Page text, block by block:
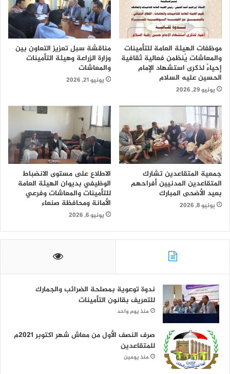
موظفات الهيئة العامة للتأمينات
والمعاشات يُنظمن فعالية ثقافية
إحياءً لذكرى استشهاد الإمام
الحسين عليه السلام
يونيو 29, 2026
مناقشة سبل تعزيز التعاون بين
وزارة الزراعة وهيئة التأمينات
والمعاشات
يونيو 21, 2026
جمعية المتقاعدين تشارك
المتقاعدين المدنيين أفراحهم
بعيد الأضحى المبارك
يونيو 8, 2026
الاطلاع على مستوى الانضباط
الوظيفي بديوان الهيئة العامة
للتأمينات والمعاشات وفرعي
الأمانة ومحافظة صنعاء
يونيو 6, 2026
ندوة توعوية بمصلحة الضرائب والجمارك
للتعريف بقانون التأمينات
منذ يوم واحد
صرف النصف الأول من معاش شهر اكتوبر 2021م
للمتقاعدين
منذ يومين